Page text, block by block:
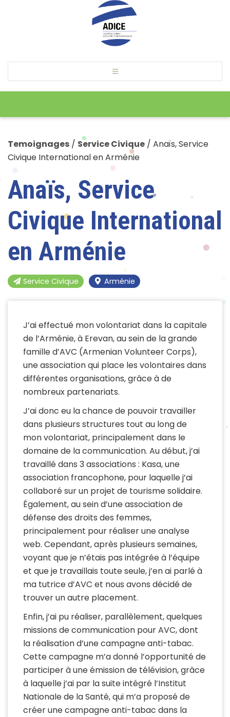
Temoignages / Service Civique / Anaïs, Service
Civique International en Arménie
Anaïs, Service
Civique International
en Arménie
Service Civique Arménie
J’ai effectué mon volontariat dans la capitale
de l’Arménie, à Erevan, au sein de la grande
famille d’AVC (Armenian Volunteer Corps),
une association qui place les volontaires dans
différentes organisations, grâce à de
nombreux partenariats.
J’ai donc eu la chance de pouvoir travailler
dans plusieurs structures tout au long de
mon volontariat, principalement dans le
domaine de la communication. Au début, j’ai
travaillé dans 3 associations : Kasa, une
association francophone, pour laquelle j’ai
collaboré sur un projet de tourisme solidaire.
Également, au sein d’une association de
défense des droits des femmes,
principalement pour réaliser une analyse
web. Cependant, après plusieurs semaines,
voyant que je n’étais pas intégrée à l’équipe
et que je travaillais toute seule, j’en ai parlé à
ma tutrice d’AVC et nous avons décidé de
trouver un autre placement.
Enfin, j’ai pu réaliser, parallèlement, quelques
missions de communication pour AVC, dont
la réalisation d’une campagne anti-tabac.
Cette campagne m’a donné l’opportunité de
participer à une émission de télévision, grâce
à laquelle j’ai par la suite intégré l’Institut
Nationale de la Santé, qui m’a proposé de
créer une campagne anti-tabac dans la